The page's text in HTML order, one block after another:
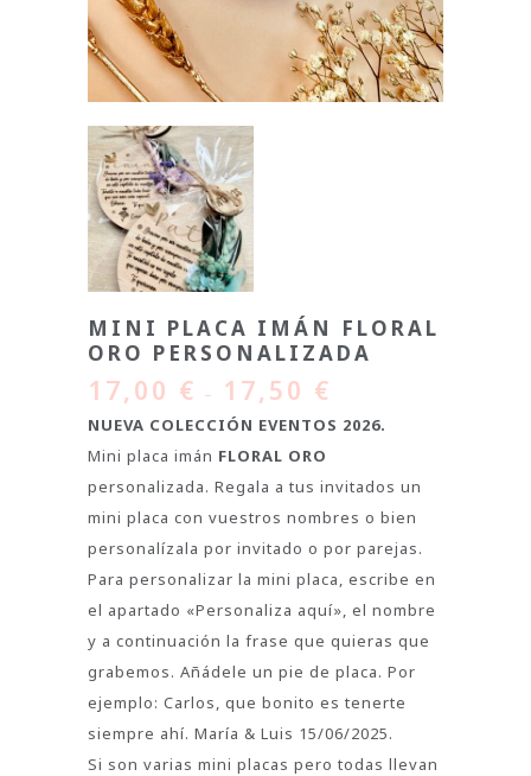
MINI PLACA IMÁN FLORAL
ORO PERSONALIZADA
17,00 € – 17,50 €
NUEVA COLECCIÓN EVENTOS 2026.
Mini placa imán FLORAL ORO
personalizada. Regala a tus invitados un
mini placa con vuestros nombres o bien
personalízala por invitado o por parejas.
Para personalizar la mini placa, escribe en
el apartado «Personaliza aquí», el nombre
y a continuación la frase que quieras que
grabemos. Añádele un pie de placa. Por
ejemplo: Carlos, que bonito es tenerte
siempre ahí. María & Luis 15/06/2025.
Si son varias mini placas pero todas llevan